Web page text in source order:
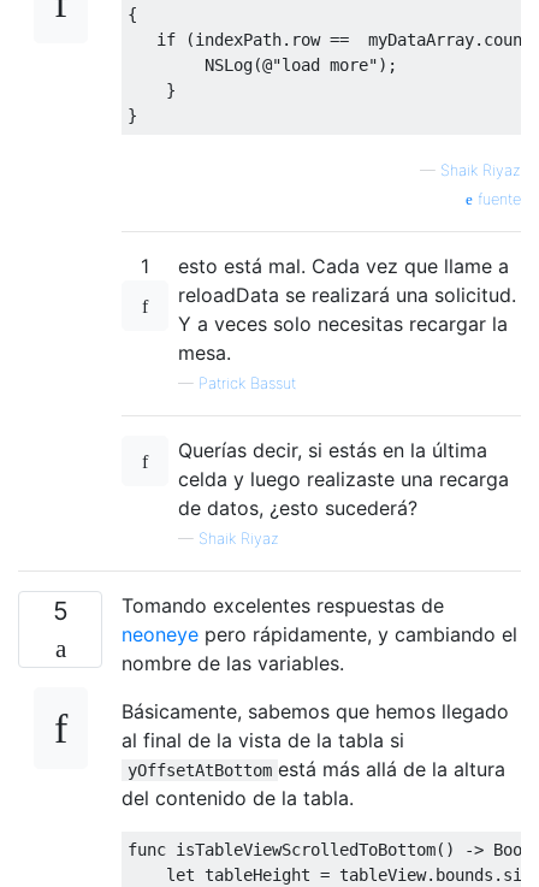
{
if
(indexPath. row ==
  myDataArray
. count
NSLog(@"load more");
}
}
— Shaik Riyaz
fuente
1
esto está mal. Cada vez que llame a
reloadData se realizará una solicitud.
Y a veces solo necesitas recargar la
mesa.
— Patrick Bassut
Querías decir, si estás en la última
celda y luego realizaste una recarga
de datos, ¿esto sucederá?
— Shaik Riyaz
5
Tomando excelentes respuestas de
neoneye pero rápidamente, y cambiando el
nombre de las variables.
Básicamente, sabemos que hemos llegado
al final de la vista de la tabla si
yOffsetAtBottom está más allá de la altura
del contenido de la tabla.
func isTableViewScrolledToBottom() -> Bool
let tableHeight = tableView. bounds .